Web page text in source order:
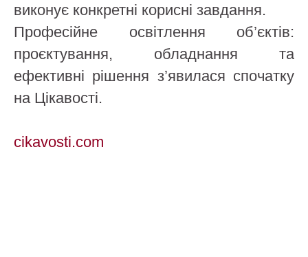
виконує конкретні корисні завдання.
Професійне освітлення об’єктів:
проєктування, обладнання та
ефективні рішення з’явилася спочатку
на Цікавості.
cikavosti.com